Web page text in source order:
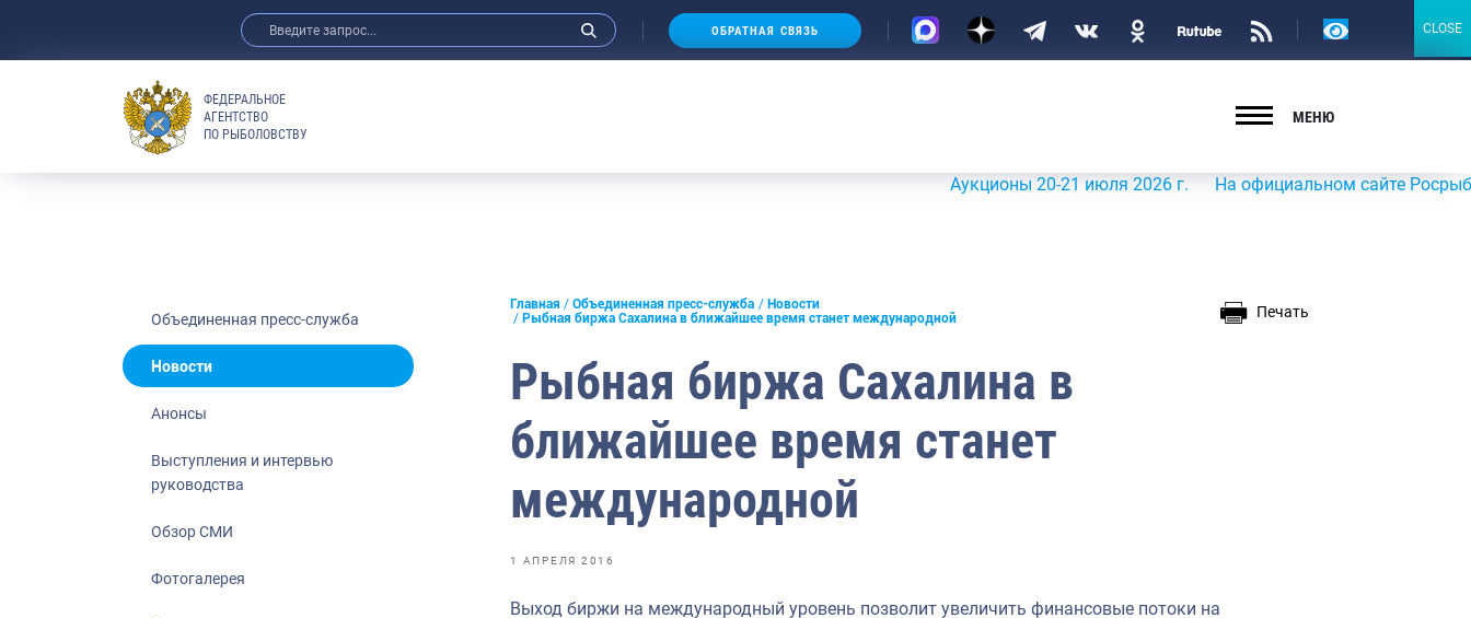
Анонсы
Отраслевые СМИ
Выставки и конференции
Научно-практическая литература
Рыбоохрана России
Отрасль в цифрах
Большая африканская экспедиция
ОБРАТНАЯ СВЯЗЬ
Версия
ФЕДЕРАЛЬНОЕ
АГЕНТСТВО
ПО РЫБОЛОВСТВУ
МЕНЮ
Аукционы 20-21 июля 2026 г. На официальном сайте
Объединенная пресс-служба
Новости
Анонсы
Выступления и интервью
руководства
Обзор СМИ
Фотогалерея
Главная Объединенная пресс-служба
Новости
Рыбная биржа Сахалина в ближайшее время станет международной
Печать
Рыбная биржа Сахалина в
ближайшее время станет
международной
1 АПРЕЛЯ 2016
Выход биржи на международный уровень позволит увеличить финансовые потоки на
CLOSE
CLOSE